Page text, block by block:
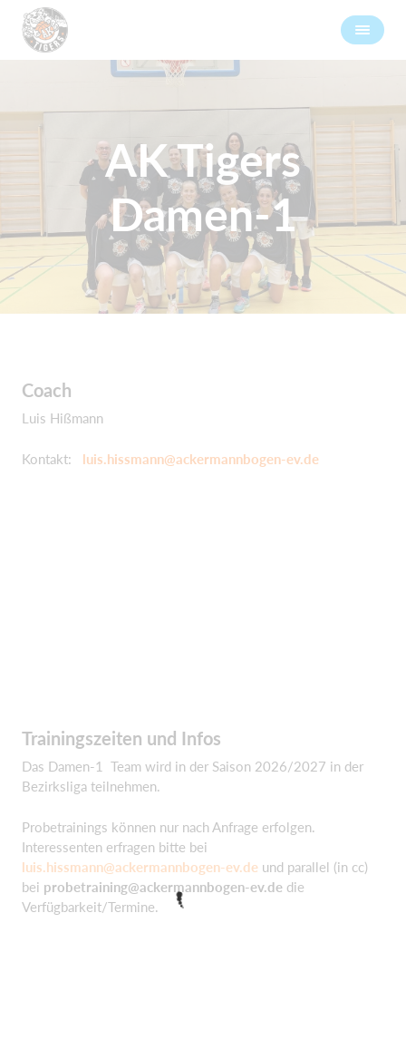
AK Tigers
Damen-1
Coach
Luis Hißmann
Kontakt: luis.hissmann@ackermannbogen-ev.de
Trainingszeiten und Infos
Das Damen-1 Team wird in der Saison 2026/2027 in der
Bezirksliga teilnehmen.
Probetrainings können nur nach Anfrage erfolgen.
Interessenten erfragen bitte bei
luis.hissmann@ackermannbogen-ev.de und parallel (in cc)
bei probetraining@ackermannbogen-ev.de die
Verfügbarkeit/Termine.